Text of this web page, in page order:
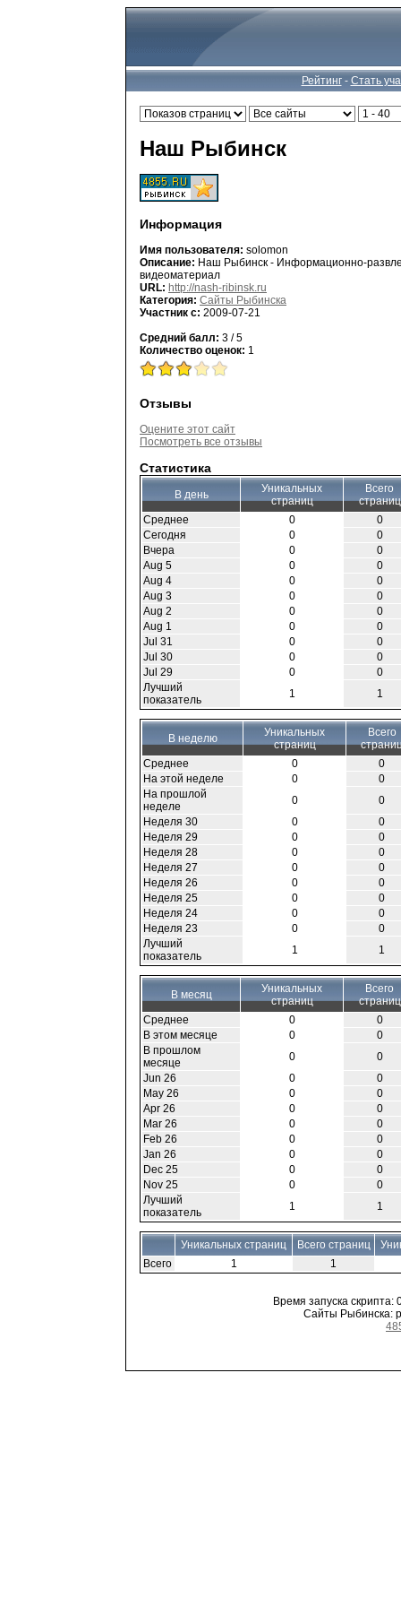
Рейтинг- Стать
Наш Рыбинск
Информация
Имя пользователя: solomon
Описание: Наш Рыбинск - Информационно-
видеоматериал
URL: http://nash-ribinsk.ru
Категория: Сайты Рыбинска
Участник с: 2009-07-21
Средний балл: 3 / 5
Количество оценок: 1
Отзывы
Оцените этот сайт
Посмотреть все отзывы
Статистика
В день
Уникальных
страниц
Всего
страниц
Среднее
0
0
Сегодня
0
0
Вчера
0
0
Aug 5
0
0
Aug 4
0
0
Aug 3
0
0
Aug 2
0
0
Aug 1
0
0
Jul 31
0
0
Jul 30
0
0
Jul 29
0
0
Лучший
показатель
1 1
В неделю
Уникальных
страниц
Всего
Среднее
0
0
На этой неделе
0
0
На прошлой
неделе
0
0
Неделя 30
0
0
Неделя 29
0
0
Неделя 28
0
0
Неделя 27
0
0
Неделя 26
0
0
Неделя 25
0
0
Неделя 24
0
0
Неделя 23
0
0
Лучший
показатель
1 1
В месяц
Уникальных
страниц
Всего
страниц
Среднее
0
0
В этом месяце
0
0
В прошлом
месяце
0
0
Jun 26
0
0
May 26
0
0
Apr 26
0
0
Mar 26
0
0
Feb 26
0
0
Jan 26
0
0
Dec 25
0
0
Nov 25
0
0
Лучший
показатель
1 1
Уникальных страниц Всего страниц
Всего
1 1
Время запуска скрипта:
Сайты Рыбинска: